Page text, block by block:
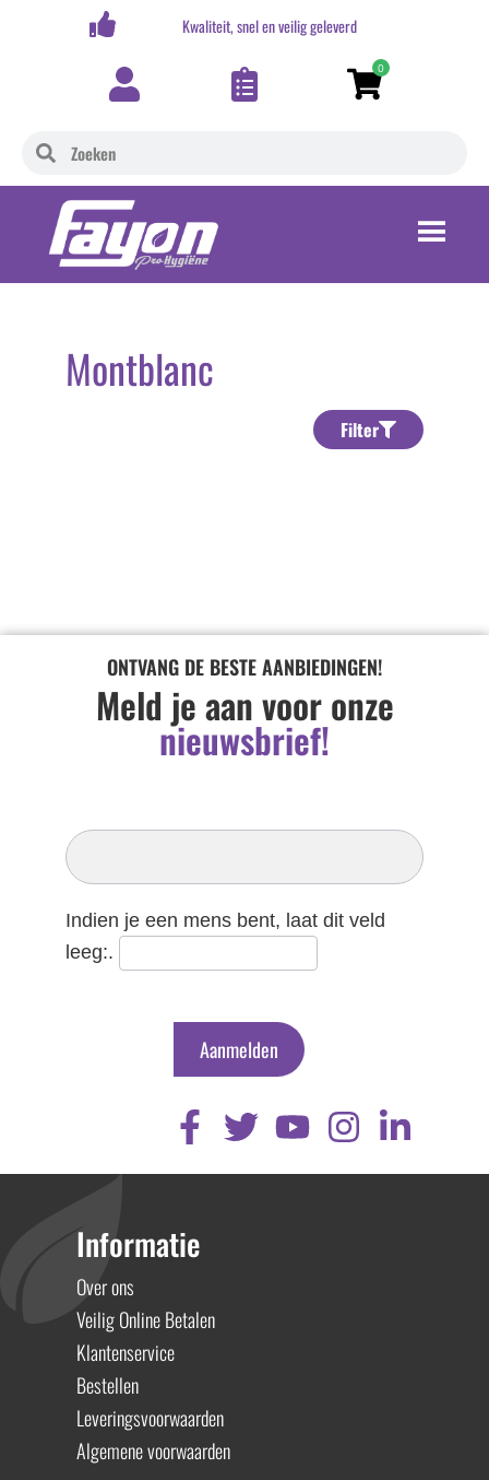
Kwaliteit, snel en veilig geleverd
0
Montblanc
Filter
ONTVANG DE BESTE AANBIEDINGEN!
Meld je aan voor onze
nieuwsbrief!
Inschrijven
Nieuwsbrief
Indien je een mens bent, laat dit veld
leeg:.
Aanmelden
Informatie
Over ons
Veilig Online Betalen
Klantenservice
Bestellen
Leveringsvoorwaarden
Algemene voorwaarden